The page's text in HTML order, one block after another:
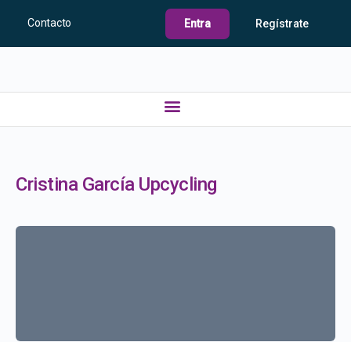
Contacto Entra Regístrate
Cristina García Upcycling